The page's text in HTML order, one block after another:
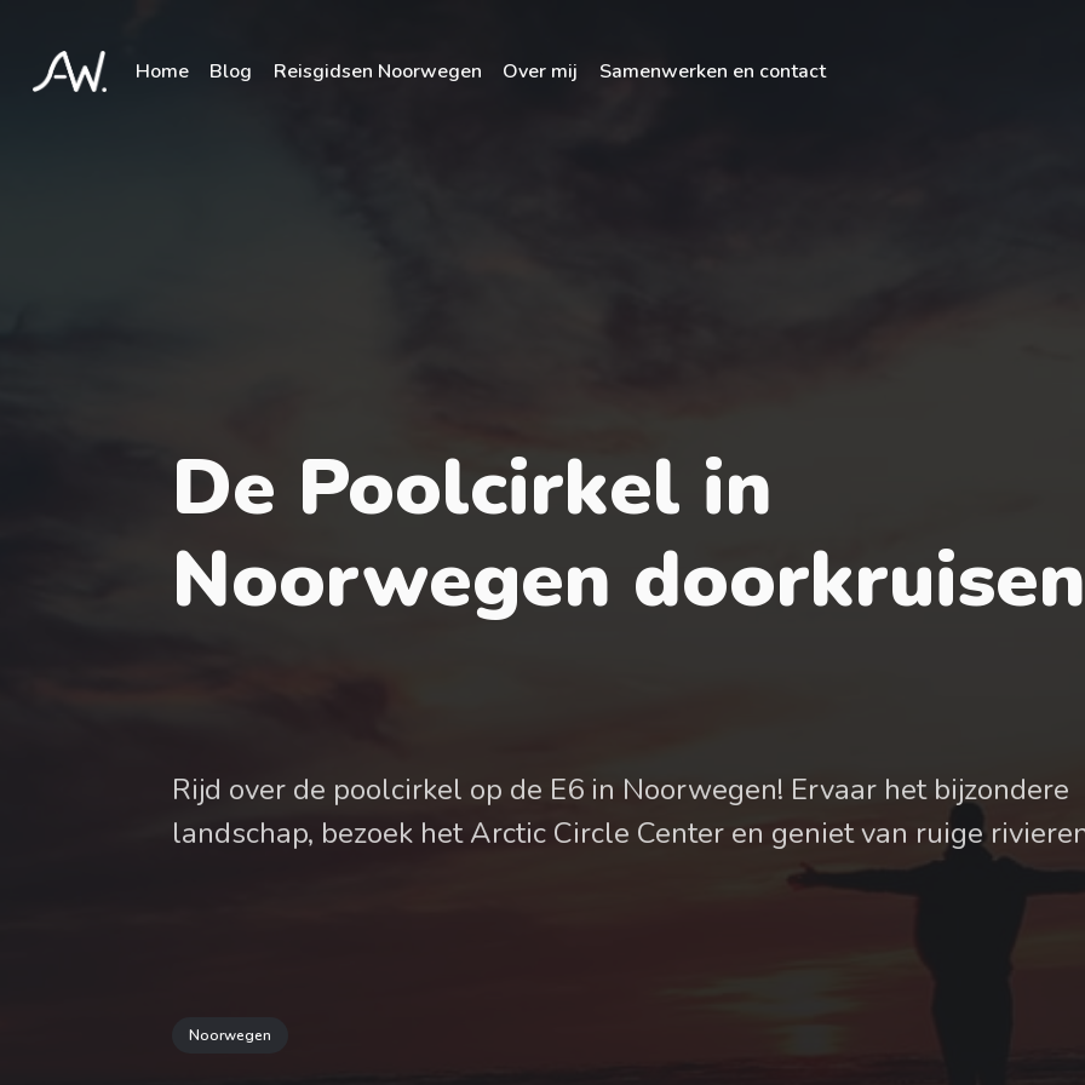
Home Blog Reisgidsen Noorwegen Over mij Samenwerken en contact
De Poolcirkel in
Noorwegen doorkruisen
Rijd over de poolcirkel op de E6 in Noorwegen! Ervaar het bijzondere
landschap, bezoek het Arctic Circle Center en geniet van ruige
Noorwegen